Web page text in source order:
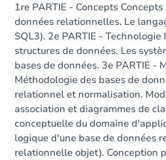
1re PARTIE - Concepts
données relationnelles. Le
SQL3). 2e PARTIE -
structures de données. Les
bases de données. 3e PARTIE -
Méthodologie des bases de
relationnel et normalisation.
association et diagrammes de
conceptuelle du domaine
logique d'une base de données
relationnelle objet). Conception